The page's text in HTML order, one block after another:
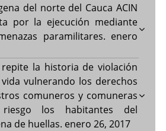
del norte del Cauca ACIN
por la ejecución mediante
paramilitares. enero
la historia de violación
vulnerando los derechos
comuneros y comuneras
los habitantes del
de huellas. enero 26, 2017